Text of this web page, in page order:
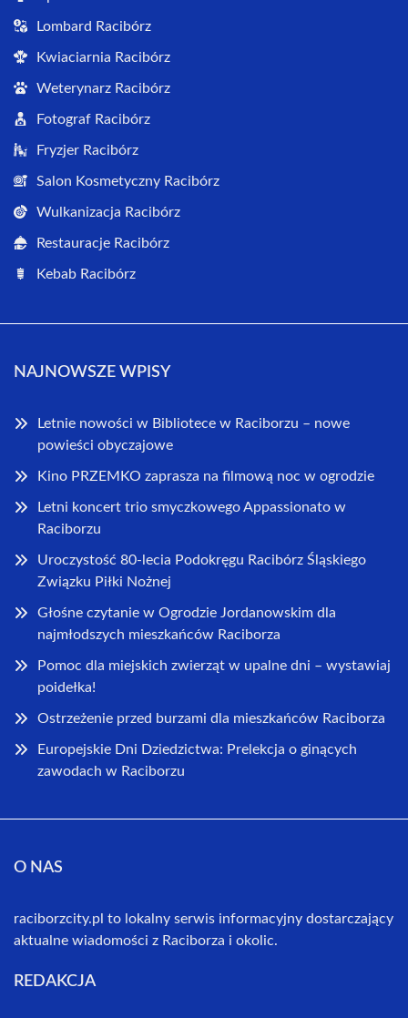
Lombard Racibórz
Kwiaciarnia Racibórz
Weterynarz Racibórz
Fotograf Racibórz
Fryzjer Racibórz
Salon Kosmetyczny Racibórz
Wulkanizacja Racibórz
Restauracje Racibórz
Kebab Racibórz
NAJNOWSZE WPISY
Letnie nowości w Bibliotece w Raciborzu – nowe
powieści obyczajowe
Kino PRZEMKO zaprasza na filmową noc w ogrodzie
Letni koncert trio smyczkowego Appassionato w
Raciborzu
Uroczystość 80-lecia Podokręgu Racibórz Śląskiego
Związku Piłki Nożnej
Głośne czytanie w Ogrodzie Jordanowskim dla
najmłodszych mieszkańców Raciborza
Pomoc dla miejskich zwierząt w upalne dni – wystawiaj
poidełka!
Ostrzeżenie przed burzami dla mieszkańców Raciborza
Europejskie Dni Dziedzictwa: Prelekcja o ginących
zawodach w Raciborzu
O NAS
raciborzcity.pl to lokalny serwis informacyjny dostarczający
aktualne wiadomości z Raciborza i okolic.
REDAKCJA